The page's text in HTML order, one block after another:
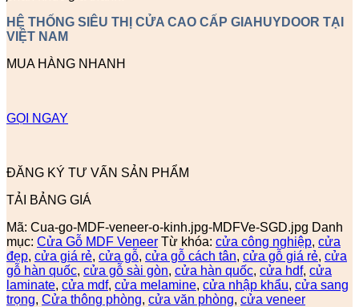
HỆ THỐNG SIÊU THỊ CỬA CAO CẤP GIAHUYDOOR TẠI
VIỆT NAM
MUA HÀNG NHANH
GỌI NGAY
ĐĂNG KÝ TƯ VẤN SẢN PHẨM
TẢI BẢNG GIÁ
Mã: Cua-go-MDF-veneer-o-kinh.jpg-MDFVe-SGD.jpg Danh
mục: Cửa Gỗ MDF Veneer Từ khóa: cửa công nghiệp, cửa
đẹp, cửa giá rẻ, cửa gỗ, cửa gỗ cách tân, cửa gỗ giá rẻ, cửa
gỗ hàn quốc, cửa gỗ sài gòn, cửa hàn quốc, cửa hdf, cửa
laminate, cửa mdf, cửa melamine, cửa nhập khẩu, cửa sang
trọng, Cửa thông phòng, cửa văn phòng, cửa veneer